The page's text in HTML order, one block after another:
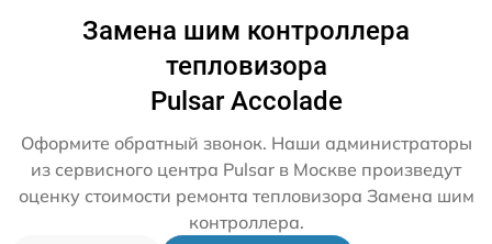
Замена шим контроллера
тепловизора
Pulsar Accolade
Оформите обратный звонок. Наши администраторы
из сервисного центра Pulsar в Москве произведут
оценку стоимости ремонта тепловизора Замена шим
контроллера.